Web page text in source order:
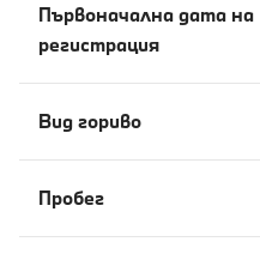
Първоначална дата на
регистрация
Вид гориво
Пробег